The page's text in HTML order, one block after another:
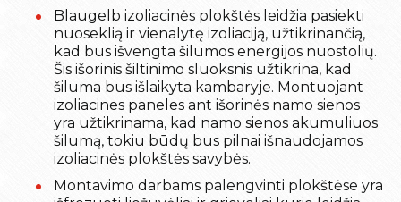
Blaugelb izoliacinės plokštės leidžia pasiekti
nuoseklią ir vienalytę izoliaciją, užtikrinančią,
kad bus išvengta šilumos energijos nuostolių.
Šis išorinis šiltinimo sluoksnis užtikrina, kad
šiluma bus išlaikyta kambaryje. Montuojant
izoliacines paneles ant išorinės namo sienos
yra užtikrinama, kad namo sienos akumuliuos
šilumą, tokiu būdų bus pilnai išnaudojamos
izoliacinės plokštės savybės.
Montavimo darbams palengvinti plokštėse yra